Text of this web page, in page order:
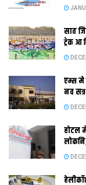
राष्ट्रपति डॉ एपीजे
सात
ट्रेक आ
एम्स मे
नव
होटल